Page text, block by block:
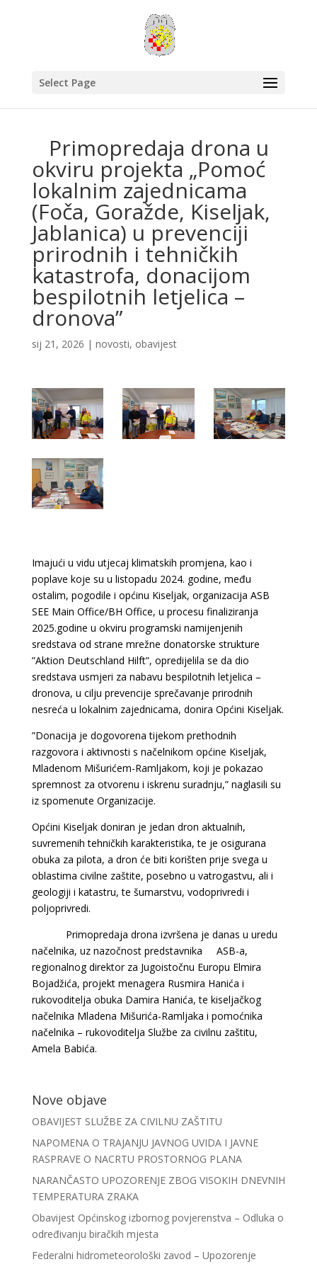
Select Page
Primopredaja drona u
okviru projekta „Pomoć
lokalnim zajednicama
(Foča, Goražde, Kiseljak,
Jablanica) u prevenciji
prirodnih i tehničkih
katastrofa, donacijom
bespilotnih letjelica –
dronova”
sij 21, 2026 | novosti, obavijest
Imajući u vidu utjecaj klimatskih promjena, kao i
poplave koje su u listopadu 2024. godine, među
ostalim, pogodile i općinu Kiseljak, organizacija ASB
SEE Main Office/BH Office, u procesu finaliziranja
2025.godine u okviru programski namijenjenih
sredstava od strane mrežne donatorske strukture
”Aktion Deutschland Hilft”, opredijelila se da dio
sredstava usmjeri za nabavu bespilotnih letjelica –
dronova, u cilju prevencije sprečavanje prirodnih
nesreća u lokalnim zajednicama, donira Općini Kiseljak.
”Donacija je dogovorena tijekom prethodnih
razgovora i aktivnosti s načelnikom općine Kiseljak,
Mladenom Mišurićem-Ramljakom, koji je pokazao
spremnost za otvorenu i iskrenu suradnju,” naglasili su
iz spomenute Organizacije.
Općini Kiseljak doniran je jedan dron aktualnih,
suvremenih tehničkih karakteristika, te je osigurana
obuka za pilota, a dron će biti korišten prije svega u
oblastima civilne zaštite, posebno u vatrogastvu, ali i
geologiji i katastru, te šumarstvu, vodoprivredi i
poljoprivredi.
Primopredaja drona izvršena je danas u uredu
načelnika, uz nazočnost predstavnika ASB-a,
regionalnog direktor za Jugoistočnu Europu Elmira
Bojadžića, projekt menagera Rusmira Hanića i
rukovoditelja obuka Damira Hanića, te kiseljačkog
načelnika Mladena Mišurića-Ramljaka i pomoćnika
načelnika – rukovoditelja Službe za civilnu zaštitu,
Amela Babića.
Nove objave
OBAVIJEST SLUŽBE ZA CIVILNU ZAŠTITU
NAPOMENA O TRAJANJU JAVNOG UVIDA I JAVNE
RASPRAVE O NACRTU PROSTORNOG PLANA
NARANČASTO UPOZORENJE ZBOG VISOKIH DNEVNIH
TEMPERATURA ZRAKA
Obavijest Općinskog izbornog povjerenstva – Odluka o
određivanju biračkih mjesta
Federalni hidrometeorološki zavod – Upozorenje